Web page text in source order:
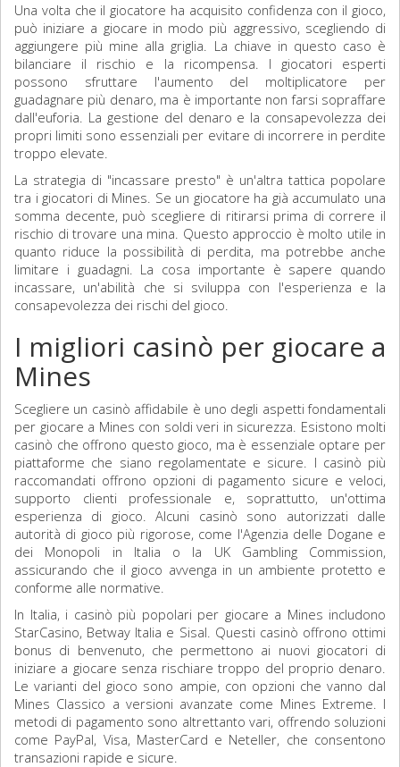
Una volta che il giocatore ha acquisito confidenza con il gioco,
può iniziare a giocare in modo più aggressivo, scegliendo di
aggiungere più mine alla griglia. La chiave in questo caso è
bilanciare il rischio e la ricompensa. I giocatori esperti
possono sfruttare l'aumento del moltiplicatore per
guadagnare più denaro, ma è importante non farsi sopraffare
dall'euforia. La gestione del denaro e la consapevolezza dei
propri limiti sono essenziali per evitare di incorrere in perdite
troppo elevate.
La strategia di "incassare presto" è un'altra tattica popolare
tra i giocatori di Mines. Se un giocatore ha già accumulato una
somma decente, può scegliere di ritirarsi prima di correre il
rischio di trovare una mina. Questo approccio è molto utile in
quanto riduce la possibilità di perdita, ma potrebbe anche
limitare i guadagni. La cosa importante è sapere quando
incassare, un'abilità che si sviluppa con l'esperienza e la
consapevolezza dei rischi del gioco.
I migliori casinò per giocare a
Mines
Scegliere un casinò affidabile è uno degli aspetti fondamentali
per giocare a Mines con soldi veri in sicurezza. Esistono molti
casinò che offrono questo gioco, ma è essenziale optare per
piattaforme che siano regolamentate e sicure. I casinò più
raccomandati offrono opzioni di pagamento sicure e veloci,
supporto clienti professionale e, soprattutto, un'ottima
esperienza di gioco. Alcuni casinò sono autorizzati dalle
autorità di gioco più rigorose, come l'Agenzia delle Dogane e
dei Monopoli in Italia o la UK Gambling Commission,
assicurando che il gioco avvenga in un ambiente protetto e
conforme alle normative.
In Italia, i casinò più popolari per giocare a Mines includono
StarCasino, Betway Italia e Sisal. Questi casinò offrono ottimi
bonus di benvenuto, che permettono ai nuovi giocatori di
iniziare a giocare senza rischiare troppo del proprio denaro.
Le varianti del gioco sono ampie, con opzioni che vanno dal
Mines Classico a versioni avanzate come Mines Extreme. I
metodi di pagamento sono altrettanto vari, offrendo soluzioni
come PayPal, Visa, MasterCard e Neteller, che consentono
transazioni rapide e sicure.